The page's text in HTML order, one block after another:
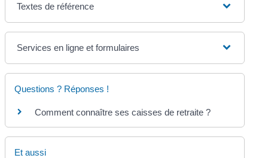
Textes de référence
Services en ligne et formulaires
Questions ? Réponses !
Comment connaître ses caisses de retraite ?
Et aussi